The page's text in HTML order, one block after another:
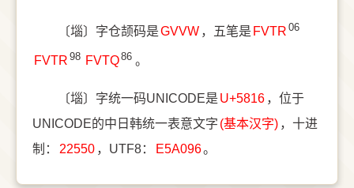
〔堖〕字仓颉码是GVVW ，五笔是 FVTR 06
FVTR 98 FVTQ86 。
〔堖〕字统一码UNICODE是 U+5816 ，位于
UNICODE的中日韩统一表意文字 (基本汉字) ，十进
制：
22550 ，UTF8： E5A096。